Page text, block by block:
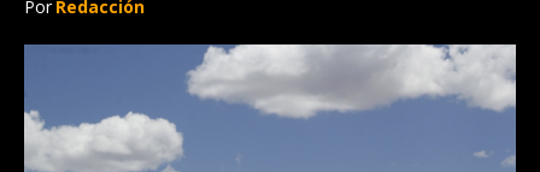
Por Redacción